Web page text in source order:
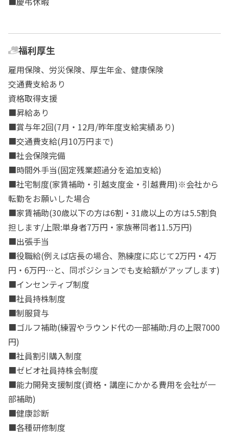
福利厚生
雇用保険、労災保険、厚生年金、健康保険
交通費支給あり
資格取得支援
■昇給あり
■賞与年2回(7月・12月/昨年度支給実績あり)
■交通費支給(月10万円まで)
■社会保険完備
■時間外手当(固定残業超過分を追加支給)
■社宅制度(家賃補助・引越支度金・引越費用)※会社から
転勤をお願いした場合
■家賃補助(30歳以下の方は6割・31歳以上の方は5.5割負
担します/上限:単身者7万円・家族帯同者11.5万円)
■出張手当
■役職給(例えば店長の場合、熟練度に応じて2万円・4万
円・6万円…と、同ポジションでも支給額がアップします)
■インセンティブ制度
■社員持株制度
■制服貸与
■ゴルフ補助(練習やラウンド代の一部補助:月の上限7000
円)
■社員割引購入制度
■ゼビオ社員持株会制度
■能力開発支援制度(資格・講座にかかる費用を会社が一
部補助)
■健康診断
■各種研修制度